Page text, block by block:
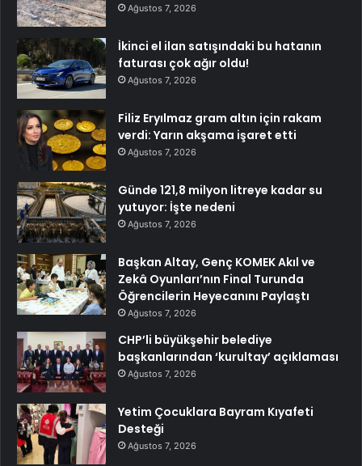
Ağustos 7, 2026
İkinci el ilan satışındaki bu hatanın
faturası çok ağır oldu!
Ağustos 7, 2026
Filiz Eryılmaz gram altın için rakam
verdi: Yarın akşama işaret etti
Ağustos 7, 2026
Günde 121,8 milyon litreye kadar su
yutuyor: İşte nedeni
Ağustos 7, 2026
Başkan Altay, Genç KOMEK Akıl ve
Zekâ Oyunları’nın Final Turunda
Öğrencilerin Heyecanını Paylaştı
Ağustos 7, 2026
CHP’li büyükşehir belediye
başkanlarından ‘kurultay’ açıklaması
Ağustos 7, 2026
Yetim Çocuklara Bayram Kıyafeti
Desteği
Ağustos 7, 2026